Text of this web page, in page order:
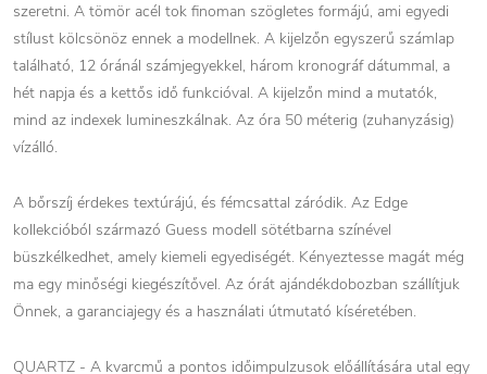
szeretni. A tömör acél tok finoman szögletes formájú, ami egyedi
stílust kölcsönöz ennek a modellnek. A kijelzőn egyszerű számlap
található, 12 óránál számjegyekkel, három kronográf dátummal, a
hét napja és a kettős idő funkcióval. A kijelzőn mind a mutatók,
mind az indexek lumineszkálnak. Az óra 50 méterig (zuhanyzásig)
vízálló.
A bőrszíj érdekes textúrájú, és fémcsattal záródik. Az Edge
kollekcióból származó Guess modell sötétbarna színével
büszkélkedhet, amely kiemeli egyediségét. Kényeztesse magát még
ma egy minőségi kiegészítővel. Az órát ajándékdobozban szállítjuk
Önnek, a garanciajegy és a használati útmutató kíséretében.
QUARTZ - A kvarcmű a pontos időimpulzusok előállítására utal egy